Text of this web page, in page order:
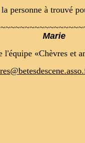
personne à trouvé
Marie
l'équipe «Chèvres et